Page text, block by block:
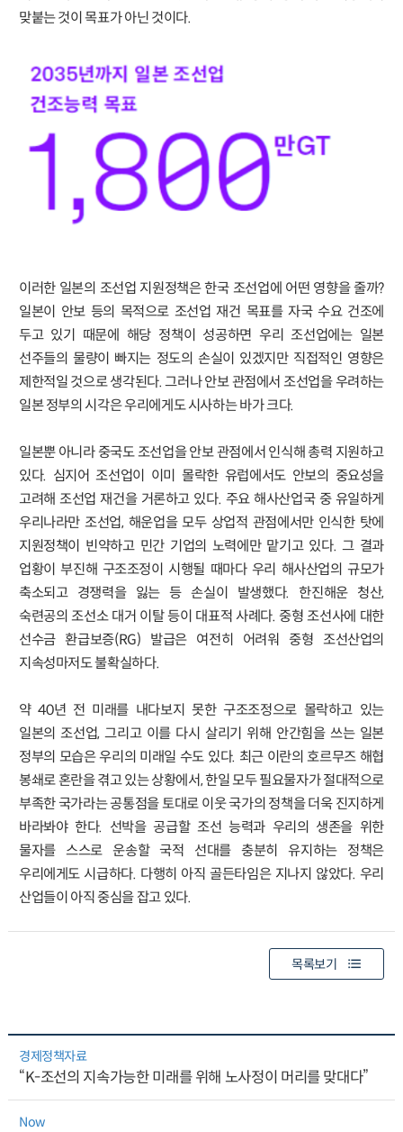
맞붙는 것이 목표가 아닌 것이다.
이러한 일본의 조선업 지원정책은 한국 조선업에 어떤 영향을 줄까?
일본이 안보 등의 목적으로 조선업 재건 목표를 자국 수요 건조에
두고 있기 때문에 해당 정책이 성공하면 우리 조선업에는 일본
선주들의 물량이 빠지는 정도의 손실이 있겠지만 직접적인 영향은
제한적일 것으로 생각된다. 그러나 안보 관점에서 조선업을 우려하는
일본 정부의 시각은 우리에게도 시사하는 바가 크다.
일본뿐 아니라 중국도 조선업을 안보 관점에서 인식해 총력 지원하고
있다. 심지어 조선업이 이미 몰락한 유럽에서도 안보의 중요성을
고려해 조선업 재건을 거론하고 있다. 주요 해사산업국 중 유일하게
우리나라만 조선업, 해운업을 모두 상업적 관점에서만 인식한 탓에
지원정책이 빈약하고 민간 기업의 노력에만 맡기고 있다. 그 결과
업황이 부진해 구조조정이 시행될 때마다 우리 해사산업의 규모가
축소되고 경쟁력을 잃는 등 손실이 발생했다. 한진해운 청산,
숙련공의 조선소 대거 이탈 등이 대표적 사례다. 중형 조선사에 대한
선수금 환급보증(RG) 발급은 여전히 어려워 중형 조선산업의
지속성마저도 불확실하다.
약 40년 전 미래를 내다보지 못한 구조조정으로 몰락하고 있는
일본의 조선업, 그리고 이를 다시 살리기 위해 안간힘을 쓰는 일본
정부의 모습은 우리의 미래일 수도 있다. 최근 이란의 호르무즈 해협
봉쇄로 혼란을 겪고 있는 상황에서, 한일 모두 필요물자가 절대적으로
부족한 국가라는 공통점을 토대로 이웃 국가의 정책을 더욱 진지하게
바라봐야 한다. 선박을 공급할 조선 능력과 우리의 생존을 위한
물자를 스스로 운송할 국적 선대를 충분히 유지하는 정책은
우리에게도 시급하다. 다행히 아직 골든타임은 지나지 않았다. 우리
산업들이 아직 중심을 잡고 있다.
목록보기
경제정책자료
“K-조선의 지속가능한 미래를 위해 노사정이 머리를 맞대다”
Now